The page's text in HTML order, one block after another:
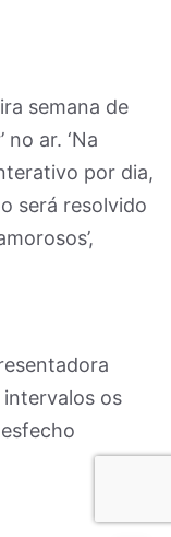
semana de
no ar. ‘Na
por dia,
será resolvido
os